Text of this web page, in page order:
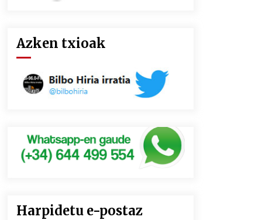
Azken txioak
Harpidetu e-postaz